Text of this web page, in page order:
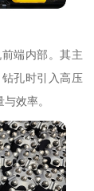
端内部。其主
孔时引入高压
效率。